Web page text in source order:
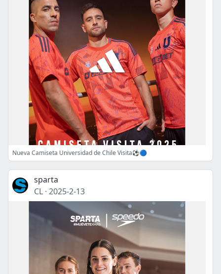
Nueva Camiseta Universidad de Chile Visita⚽️🔵
sparta
CL · 2025-2-13